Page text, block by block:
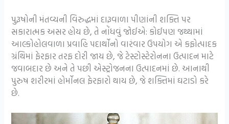
પુરૂષોની મંતવ્યની વિરુદ્ધમાં દારૂવાળા પીણાંની શક્તિ પર
સકારાત્મક અસર હોય છે, તે નોંધવું જોઈએ: કોઈપણ જથ્થામાં
આલ્કોહોલવાળા પ્રવાહિ પદાર્થોનો વારંવાર ઉપયોગ એ કફોત્પાદક
ગ્રંથિમાં ફેરફાર તરફ દોરી જાય છે, જે ટેસ્ટોસ્ટેરોનના ઉત્પાદન માટે
જવાબદાર છે અને તે પછી એસ્ટ્રોજનના ઉત્પાદનમાં છે. આનાથી
પુરુષ શરીરમાં હોર્મોનલ ફેરફારો થાય છે, જે શક્તિમાં ઘટાડો કરે
છે.